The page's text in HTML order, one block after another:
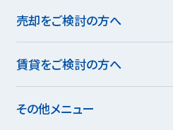
売却をご検討の方へ
賃貸をご検討の方へ
その他メニュー